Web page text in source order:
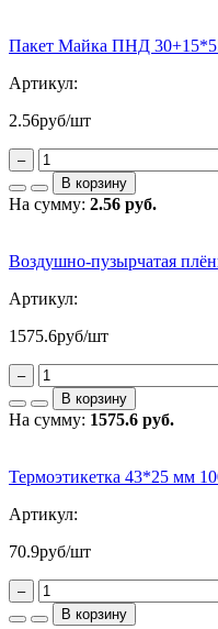
Пакет Майка ПНД
Артикул:
2.56руб/шт
–
В корзину
На сумму: 2.56 руб.
Воздушно-пузырчатая
Артикул:
1575.6руб/шт
–
В корзину
На сумму: 1575.6 руб.
Термоэтикетка 43*25 мм
Артикул:
70.9руб/шт
–
В корзину